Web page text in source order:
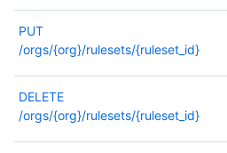
PUT
/orgs/{org}/rulesets/{ruleset_id}
DELETE
/orgs/{org}/rulesets/{ruleset_id}